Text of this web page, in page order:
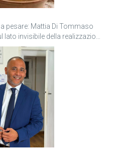
pesare: Mattia Di Tommaso
invisibile della realizzazione